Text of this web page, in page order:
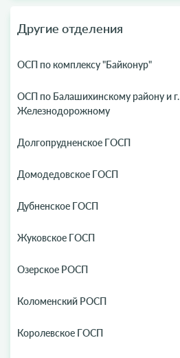
Другие отделения
ОСП по комплексу "Байконур"
ОСП по Балашихинскому району и г.
Железнодорожному
Долгопрудненское ГОСП
Домодедовское ГОСП
Дубненское ГОСП
Жуковское ГОСП
Озерское РОСП
Коломенский РОСП
Королевское ГОСП